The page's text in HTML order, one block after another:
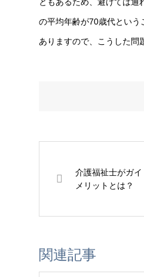
の平均年齢が70歳代とい
ありますので、こうした問
介護福祉士がガ
メリットとは？
関連記事